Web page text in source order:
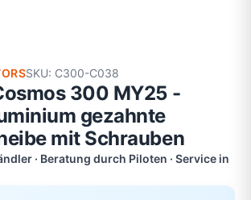
SKU: C300-C038
300 MY25 -
gezahnte
mit Schrauben
· Beratung durch Piloten · Service in